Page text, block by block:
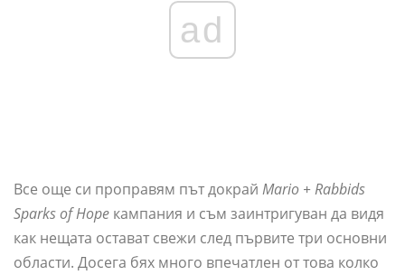
ad
Все още си проправям път докрай Mario + Rabbids
Sparks of Hope кампания и съм заинтригуван да видя
как нещата остават свежи след първите три основни
области. Досега бях много впечатлен от това колко